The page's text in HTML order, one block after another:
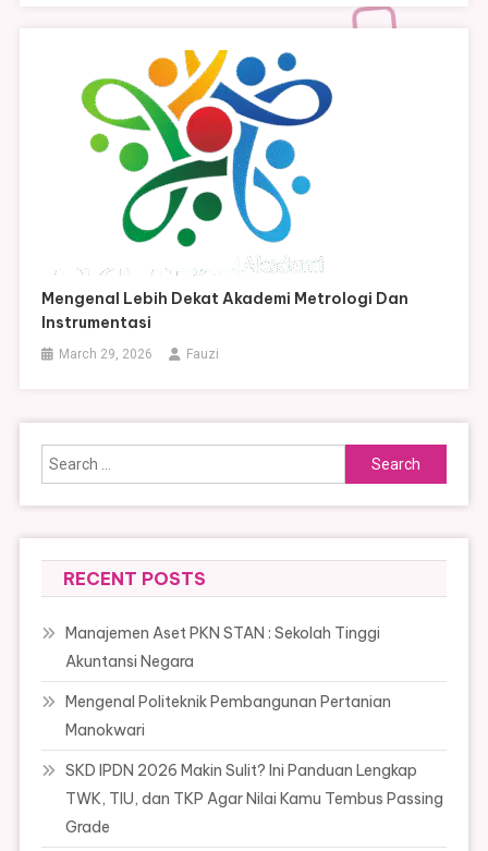
Mengenal Lebih Dekat Akademi Metrologi Dan
Instrumentasi
March 29, 2026 Fauzi
Search
for:
RECENT POSTS
Manajemen Aset PKN STAN : Sekolah Tinggi
Akuntansi Negara
Mengenal Politeknik Pembangunan Pertanian
Manokwari
SKD IPDN 2026 Makin Sulit? Ini Panduan Lengkap
TWK, TIU, dan TKP Agar Nilai Kamu Tembus Passing
Grade